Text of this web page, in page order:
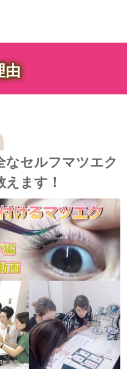
由
なセルフマツエク
えます！